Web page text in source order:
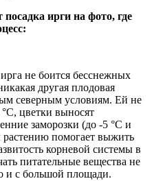
ирги на фото, где
не боится бесснежных
другая плодовая
северным условиям. Ей не
цветки выносят
заморозки (до -5 °С и
помогает выжить
корневой системы в
питательные вещества не
и с большой площади.